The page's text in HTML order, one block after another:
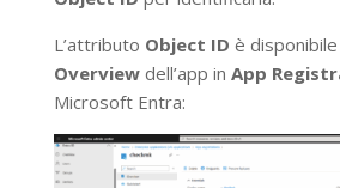
L’attributo Object ID è
Overviewdell’app in App
Microsoft Entra: